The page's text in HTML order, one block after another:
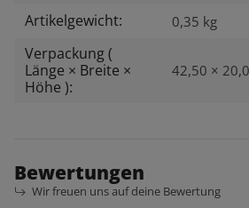
Artikelgewicht: 0,35 kg
Verpackung (
Länge × Breite ×
Höhe ):
42,50 ×
Bewertungen
Wir freuen uns auf deine Bewertung